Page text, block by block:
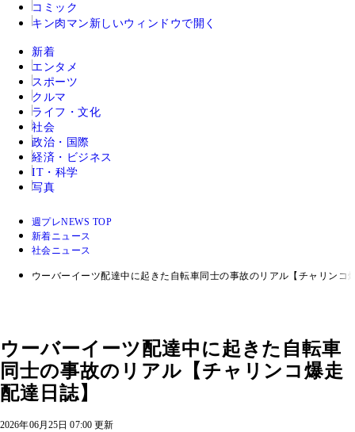
コミック
キン肉マン 新しいウィンドウで開く
新着
エンタメ
スポーツ
クルマ
ライフ・文化
社会
政治・国際
経済・ビジネス
IT・科学
写真
週プレNEWS TOP
新着ニュース
社会ニュース
ウーバーイーツ配達中に起きた自転車同士の事故のリアル【チャリンコ
ウーバーイーツ配達中に起きた自転車
同士の事故のリアル【チャリンコ爆走
配達日誌】
2026年06月25日 07:00 更新